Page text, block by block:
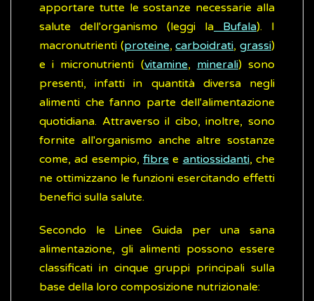
apportare tutte le sostanze necessarie alla
salute dell'organismo (leggi la Bufala). I
macronutrienti (proteine,carboidrati,grassi)
e i micronutrienti (vitamine, minerali) sono
presenti, infatti in quantità diversa negli
alimenti che fanno parte dell'alimentazione
quotidiana. Attraverso il cibo, inoltre, sono
fornite all'organismo anche altre sostanze
come, ad esempio, fibre e antiossidanti, che
ne ottimizzano le funzioni esercitando effetti
benefici sulla salute.
Secondo le Linee Guida per una sana
alimentazione, gli alimenti possono essere
classificati in cinque gruppi principali sulla
base della loro composizione nutrizionale: